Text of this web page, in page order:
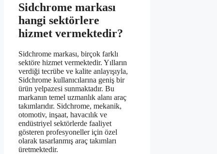
Sidchrome markası
hangi sektörlere
hizmet vermektedir?
Sidchrome markası, birçok farklı
sektöre hizmet vermektedir. Yılların
verdiği tecrübe ve kalite anlayışıyla,
Sidchrome kullanıcılarına geniş bir
ürün yelpazesi sunmaktadır. Bu
markanın temel uzmanlık alanı araç
takımlarıdır. Sidchrome, mekanik,
otomotiv, inşaat, havacılık ve
endüstriyel sektörlerde faaliyet
gösteren profesyoneller için özel
olarak tasarlanmış araç takımları
üretmektedir.